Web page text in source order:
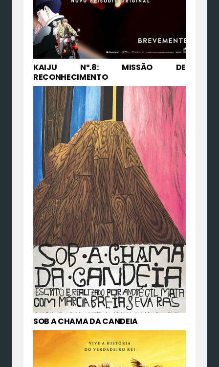
KAIJU Nº.8: MISSÃO DE
RECONHECIMENTO
SOB A CHAMA DA CANDEIA